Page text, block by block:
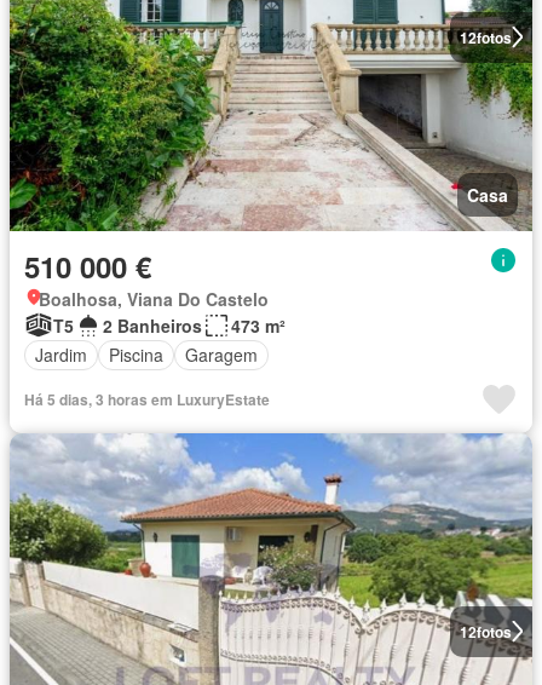
12fotos
Casa
510 000 €
Boalhosa, Viana Do Castelo
T5
2 Banheiros
473 m²
Jardim
Piscina Garagem
Há 5 dias, 3 horas em LuxuryEstate
12fotos